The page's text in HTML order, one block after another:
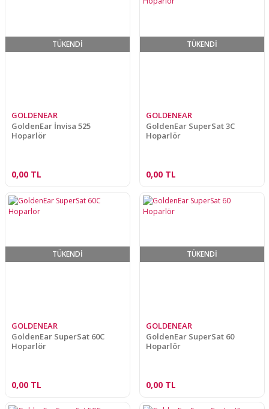
TÜKENDİ
GOLDENEAR
GoldenEar İnvisa 525
Hoparlör
0,00 TL
TÜKENDİ
GOLDENEAR
GoldenEar SuperSat 3C
Hoparlör
0,00 TL
TÜKENDİ
GOLDENEAR
GoldenEar SuperSat 60C
Hoparlör
0,00 TL
TÜKENDİ
GOLDENEAR
GoldenEar SuperSat 60
Hoparlör
0,00 TL